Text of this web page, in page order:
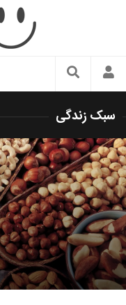
سبک زندگی
زیبایی و آرایش
شیک پوشی
دکوراسیون و چیدمان
غذا
رستوران گردی
آشپزی
سفر و گردشگری
سبک زندگی